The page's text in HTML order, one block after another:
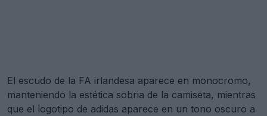
El escudo de la FA irlandesa aparece en monocromo,
manteniendo la estética sobria de la camiseta, mientras
que el logotipo de adidas aparece en un tono oscuro a